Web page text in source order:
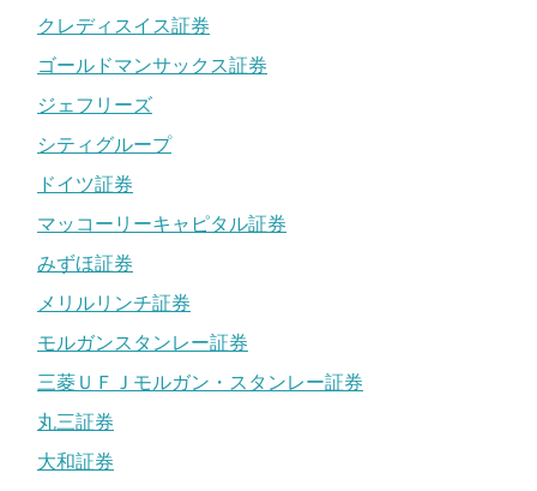
クレディスイス証券
ゴールドマンサックス証券
ジェフリーズ
シティグループ
ドイツ証券
マッコーリーキャピタル証券
みずほ証券
メリルリンチ証券
モルガンスタンレー証券
三菱ＵＦＪモルガン・スタンレー証券
丸三証券
大和証券